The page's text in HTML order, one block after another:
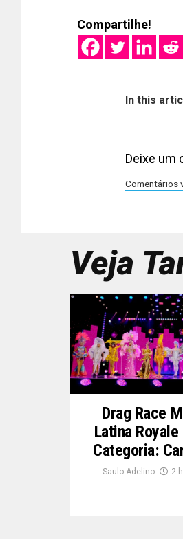
Compartilhe!
In this
Deixe um
Comentários
Veja
Drag Race
Latina Royale
Categoria:
Saulo Adelino 2